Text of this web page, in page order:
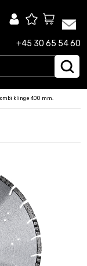
+45 30 65 54 60
klinge 400 mm.